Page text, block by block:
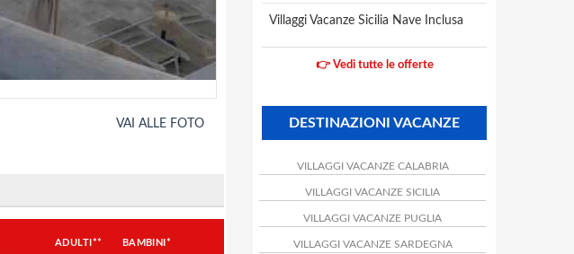
VAI ALLE FOTO
ADULTI** BAMBINI*
Villaggi Vacanze Sicilia Nave Inclusa
👉 Vedi tutte le offerte
DESTINAZIONI VACANZE
VILLAGGI VACANZE CALABRIA
VILLAGGI VACANZE SICILIA
VILLAGGI VACANZE PUGLIA
VILLAGGI VACANZE SARDEGNA